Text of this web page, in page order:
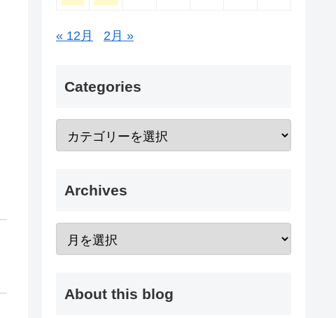
« 12月 2月 »
Categories
Archives
About this blog